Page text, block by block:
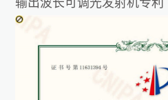
输出波长可调光发射机专利